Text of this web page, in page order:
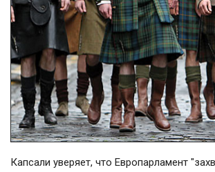
Капсали уверяет, что Европарламент